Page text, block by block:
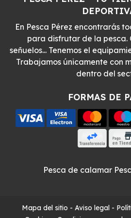
En Pesca Pérez encontrarás
para disfrutar de la pesca.
señuelos... Tenemos el
Trabajamos únicamente con
dentro del
FORMAS DE
Pesca de calamar
Mapa del sitio - Aviso legal-